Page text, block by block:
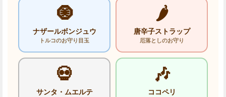
🧿
ナザールボンジュウ
トルコのお守り目玉
🌶️
唐辛子ストラップ
厄落としのお守り
💀
サンタ・ムエルテ
🎶
ココペリ